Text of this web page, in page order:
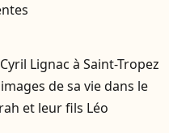
Lignac à Saint-Tropez
de sa vie dans le
et leur fils Léo